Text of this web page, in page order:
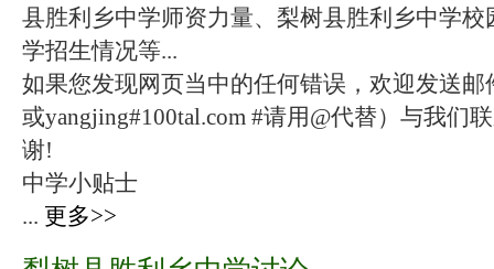
县胜利乡中学师资力量、梨树县胜利乡中学
学招生情况等...
如果您发现网页当中的任何错误，欢迎发送邮
或yangjing#100tal.com #请用@代替）与我们
谢!
中学小贴士
... 更多>>